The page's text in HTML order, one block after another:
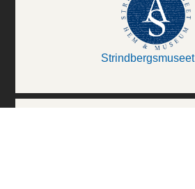
Strindbergsmuseet